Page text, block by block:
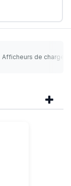
Afficheurs de charge